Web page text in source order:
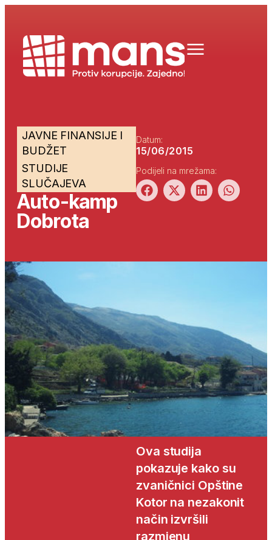
JAVNE FINANSIJE I
BUDŽET
STUDIJE
SLUČAJEVA
Auto-kamp
Dobrota
Datum:
15/06/2015
Podijeli na mrežama:
Ova studija
pokazuje kako su
zvaničnici Opštine
Kotor na nezakonit
način izvršili
razmjenu